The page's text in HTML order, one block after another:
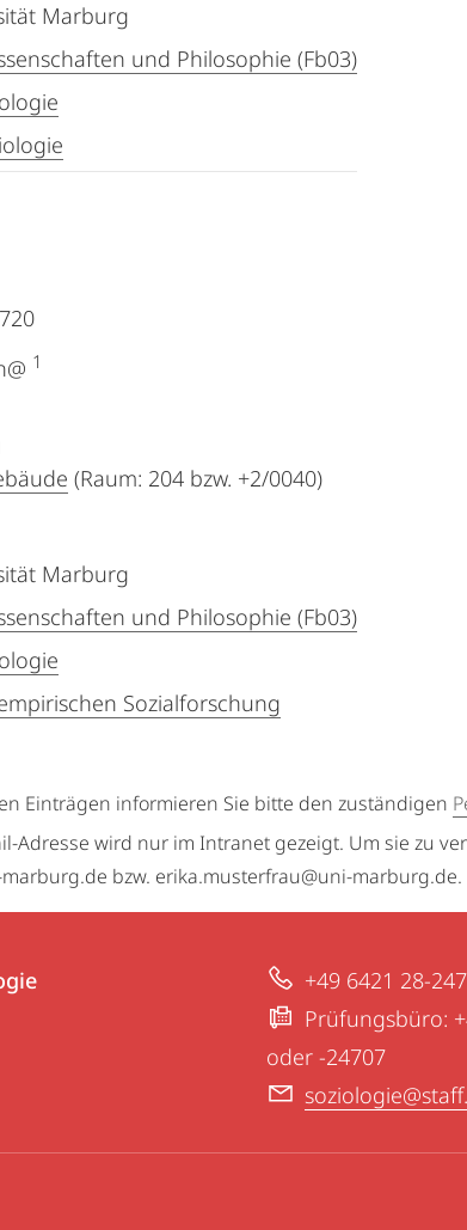
Marburg
und Philosophie (Fb03)
1
(Raum: 204 bzw. +2/0040)
Marburg
und Philosophie (Fb03)
Sozialforschung
Einträgen informieren Sie bitte den zuständigen
Adresse wird nur im Intranet gezeigt. Um sie zu
bzw. erika.musterfrau@uni-marburg.de.
+49 6421 28-
Prüfungsbüro:
oder -24707